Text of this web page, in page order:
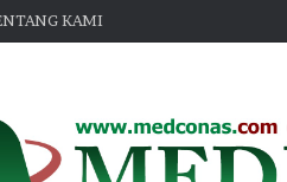
KAMI